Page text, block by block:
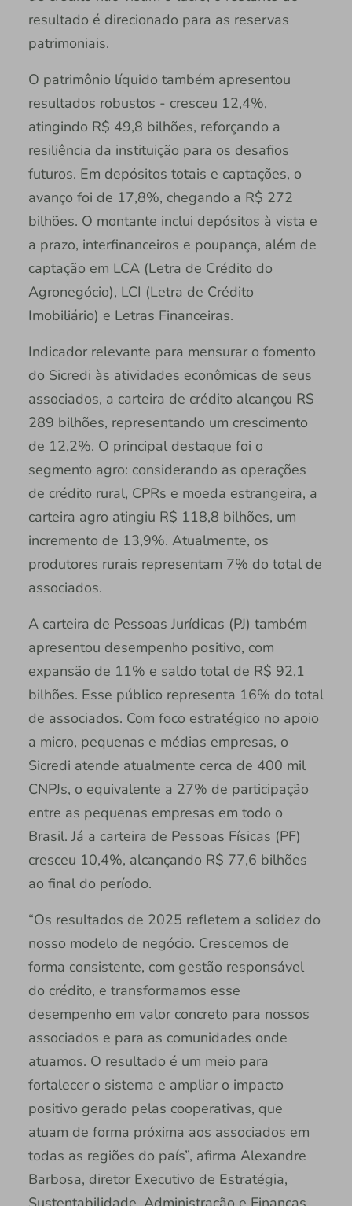
resultado é direcionado para as reservas
patrimoniais.
O patrimônio líquido também apresentou
resultados robustos - cresceu 12,4%,
atingindo R$ 49,8 bilhões, reforçando a
resiliência da instituição para os desafios
futuros. Em depósitos totais e captações, o
avanço foi de 17,8%, chegando a R$ 272
bilhões. O montante inclui depósitos à vista e
a prazo, interfinanceiros e poupança, além de
captação em LCA (Letra de Crédito do
Agronegócio), LCI (Letra de Crédito
Imobiliário) e Letras Financeiras.
Indicador relevante para mensurar o fomento
do Sicredi às atividades econômicas de seus
associados, a carteira de crédito alcançou R$
289 bilhões, representando um crescimento
de 12,2%. O principal destaque foi o
segmento agro: considerando as operações
de crédito rural, CPRs e moeda estrangeira, a
carteira agro atingiu R$ 118,8 bilhões, um
incremento de 13,9%. Atualmente, os
produtores rurais representam 7% do total de
associados.
A carteira de Pessoas Jurídicas (PJ) também
apresentou desempenho positivo, com
expansão de 11% e saldo total de R$ 92,1
bilhões. Esse público representa 16% do total
de associados. Com foco estratégico no apoio
a micro, pequenas e médias empresas, o
Sicredi atende atualmente cerca de 400 mil
CNPJs, o equivalente a 27% de participação
entre as pequenas empresas em todo o
Brasil. Já a carteira de Pessoas Físicas (PF)
cresceu 10,4%, alcançando R$ 77,6 bilhões
ao final do período.
“Os resultados de 2025 refletem a solidez do
nosso modelo de negócio. Crescemos de
forma consistente, com gestão responsável
do crédito, e transformamos esse
desempenho em valor concreto para nossos
associados e para as comunidades onde
atuamos. O resultado é um meio para
fortalecer o sistema e ampliar o impacto
positivo gerado pelas cooperativas, que
atuam de forma próxima aos associados em
todas as regiões do país”, afirma Alexandre
Barbosa, diretor Executivo de Estratégia,